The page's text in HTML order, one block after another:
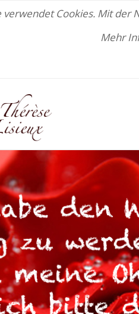
verwendet Cookies. Mit der
Mehr